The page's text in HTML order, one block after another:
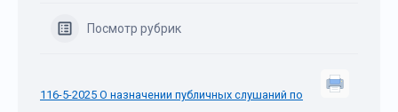
Посмотр рубрик
116-5-2025 О назначении публичных слушаний по